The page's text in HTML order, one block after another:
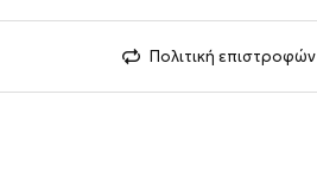
Πολιτική επιστροφών